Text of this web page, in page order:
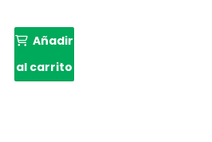
Añadir
al carrito